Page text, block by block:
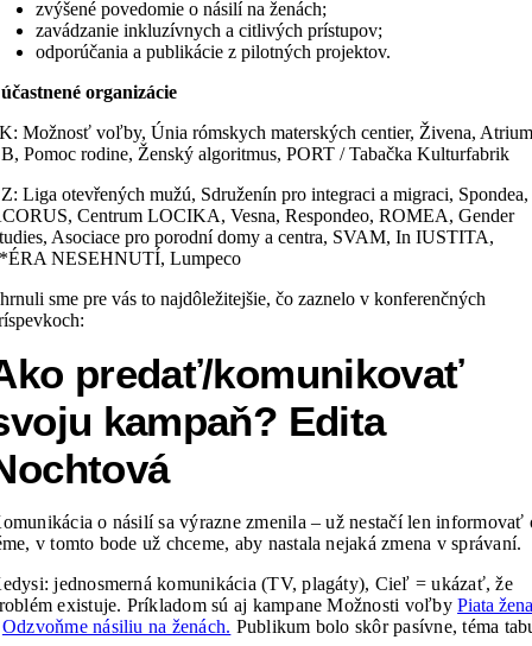
zvýšené povedomie o násilí na ženách;
zavádzanie inkluzívnych a citlivých prístupov;
odporúčania a publikácie z pilotných projektov.
organizácie
Možnosť voľby, Únia rómskych materských centier, Živena,
Pomoc rodine, Ženský algoritmus, PORT / Tabačka Kulturfabrik
Liga otevřených mužú, Sdruženín pro integraci a migraci, Spondea,
Centrum LOCIKA, Vesna, Respondeo, ROMEA, Gender
Asociace pro porodní domy a centra, SVAM, In IUSTITA,
NESEHNUTÍ, Lumpeco
sme pre vás to najdôležitejšie, čo zaznelo v konferenčných
predať/komunikovať
kampaň? Edita
o násilí sa výrazne zmenila – už nestačí len informovať
v tomto bode už chceme, aby nastala nejaká zmena v správaní.
jednosmerná komunikácia (TV, plagáty), Cieľ = ukázať, že
existuje. Príkladom sú aj kampane Možnosti voľbyPiata
Odzvoňme násiliu na ženách. Publikum bolo skôr pasívne, téma